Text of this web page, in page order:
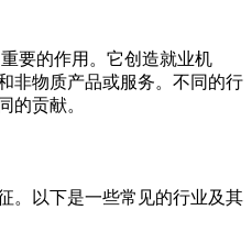
要的作用。它创造就业机
非物质产品或服务。不同的行
的贡献。
。以下是一些常见的行业及其